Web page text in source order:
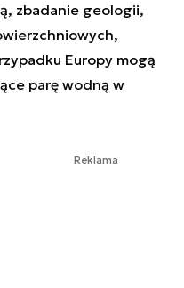
zbadanie geologii,
Europy mogą
parę wodną w
Reklama